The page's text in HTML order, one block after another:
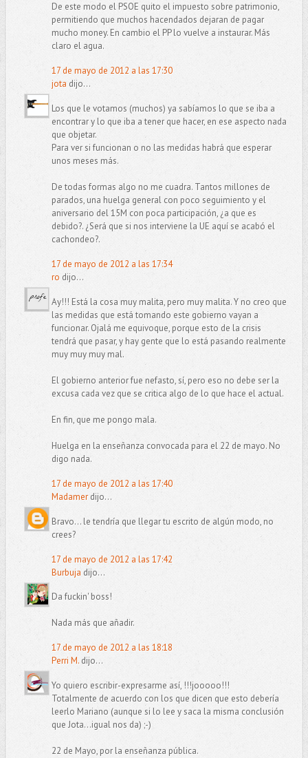
De este modo el PSOE quito el impuesto sobre patrimonio,
permitiendo que muchos hacendados dejaran de pagar
mucho money. En cambio el PP lo vuelve a instaurar. Más
claro el agua.
17 de mayo de 2012 a las 17:30
jota dijo...
Los que le votamos (muchos) ya sabíamos lo que se iba a
encontrar y lo que iba a tener que hacer, en ese aspecto nada
que objetar.
Para ver si funcionan o no las medidas habrá que esperar
unos meses más.
De todas formas algo no me cuadra. Tantos millones de
parados, una huelga general con poco seguimiento y el
aniversario del 15M con poca participación, ¿a que es
debido?. ¿Será que si nos interviene la UE aquí se acabó el
cachondeo?.
17 de mayo de 2012 a las 17:34
ro dijo...
Ay!!! Está la cosa muy malita, pero muy malita. Y no creo que
las medidas que está tomando este gobierno vayan a
funcionar. Ojalá me equivoque, porque esto de la crisis
tendrá que pasar, y hay gente que lo está pasando realmente
muy muy muy mal.
El gobierno anterior fue nefasto, sí, pero eso no debe ser la
excusa cada vez que se critica algo de lo que hace el actual.
En fin, que me pongo mala.
Huelga en la enseñanza convocada para el 22 de mayo. No
digo nada.
17 de mayo de 2012 a las 17:40
Madamerdijo...
Bravo... le tendría que llegar tu escrito de algún modo, no
crees?
17 de mayo de 2012 a las 17:42
Burbuja dijo...
Da fuckin' boss!
Nada más que añadir.
17 de mayo de 2012 a las 18:18
Perri M.dijo...
Yo quiero escribir-expresarme así, !!!jooooo!!!
Totalmente de acuerdo con los que dicen que esto debería
leerlo Mariano (aunque si lo lee y saca la misma conclusión
que Jota...igual nos da) ;-)
22 de Mayo, por la enseñanza pública.